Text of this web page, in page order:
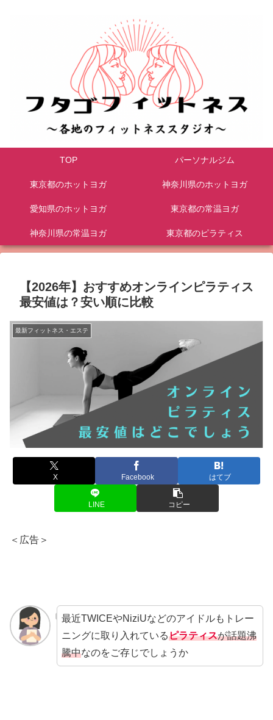
TOP パーソナルジム
東京都のホットヨガ 神奈川県のホットヨガ
愛知県のホットヨガ 東京都の常温ヨガ
神奈川県の常温ヨガ 東京都のピラティス
【2026年】おすすめオンラインピラティス
最安値は？安い順に比較
最新フィットネス・エステ
X Facebook はてブ
LINE コピー
＜広告＞
最近TWICEやNiziUなどのアイドルもトレー
ニングに取り入れているピラティスが話題沸
騰中なのをご存じでしょうか